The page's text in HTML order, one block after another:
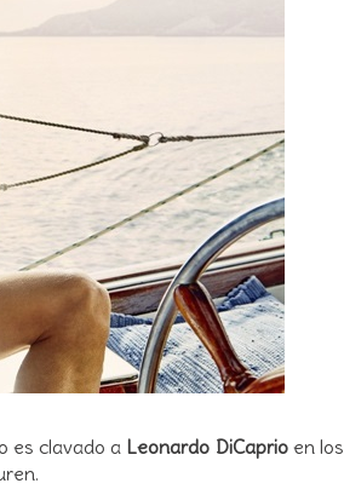
es clavado a Leonardo DiCaprioen los